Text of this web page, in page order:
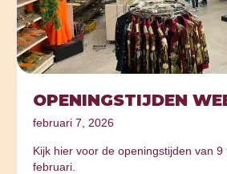
OPENINGSTIJDEN
februari 7, 2026
Kijk hier voor de openingstijden van
februari.